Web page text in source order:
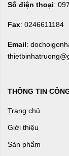
Số điện thoại:
Fax: 0246611184
Email:
THÔNG TIN
Trang chủ
Giới thiệu
Sản phẩm